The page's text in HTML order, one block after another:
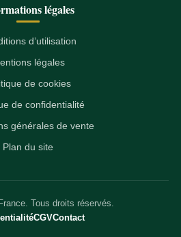
légales
d’utilisation
légales
de cookies
de confidentialité
générales de vente
Plan du site
Tous droits réservés.
CGVContact